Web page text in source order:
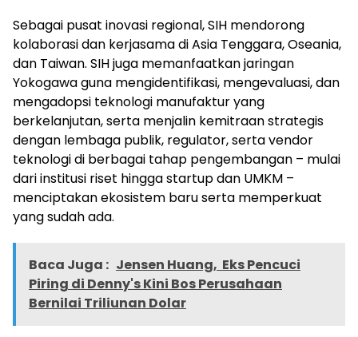
Sebagai pusat inovasi regional, SIH mendorong
kolaborasi dan kerjasama di Asia Tenggara, Oseania,
dan Taiwan. SIH juga memanfaatkan jaringan
Yokogawa guna mengidentifikasi, mengevaluasi, dan
mengadopsi teknologi manufaktur yang
berkelanjutan, serta menjalin kemitraan strategis
dengan lembaga publik, regulator, serta vendor
teknologi di berbagai tahap pengembangan – mulai
dari institusi riset hingga startup dan UMKM –
menciptakan ekosistem baru serta memperkuat
yang sudah ada.
Baca Juga : Jensen Huang, Eks Pencuci
Piring di Denny's Kini Bos Perusahaan
Bernilai Triliunan Dolar